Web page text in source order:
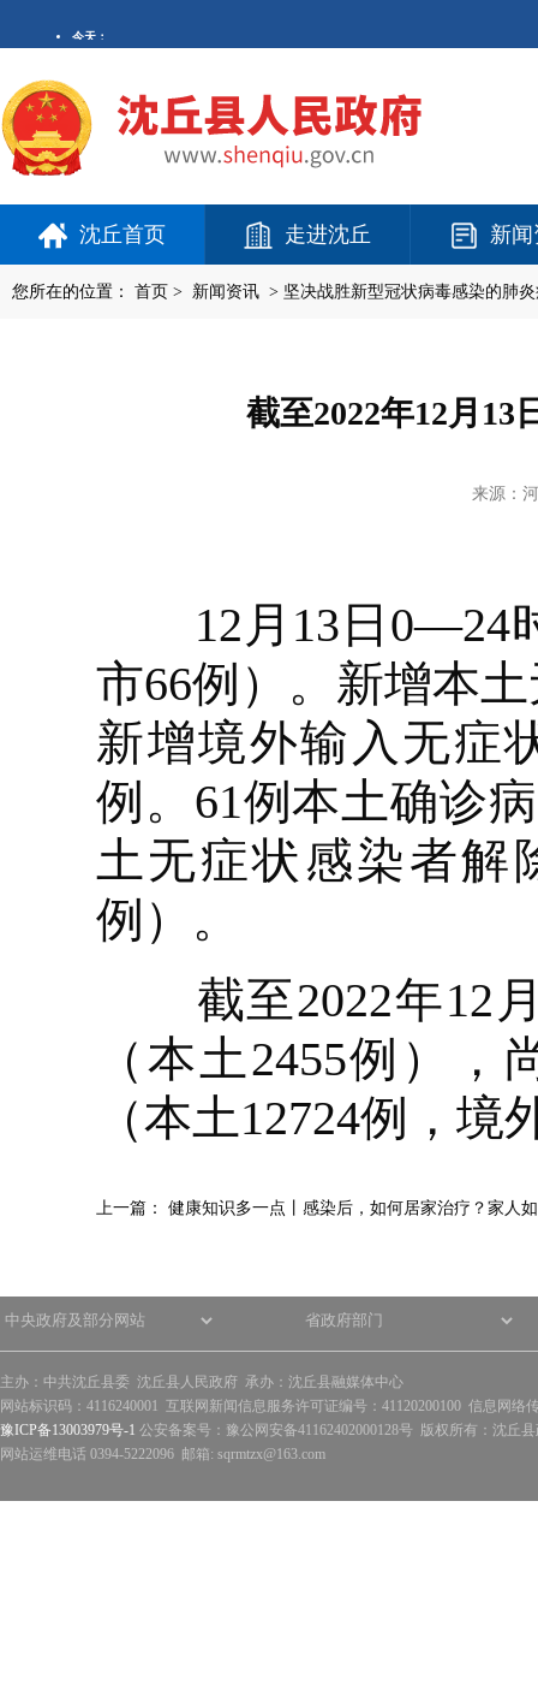
沈丘首页 走进沈丘 新
您所在的位置： 首页 > 新闻资讯 > 坚决战胜新型冠状病毒感染的肺
截至2022年12月13
来源：
12月13日0—24时
市66例）。新增本
新增境外输入无症
例。61例本土确诊
土无症状感染者解
例）。
截至2022年12月
（本土2455例）
（本土12724例，境
上一篇： 健康知识多一点丨感染后，如何居家治疗？家人
主办：中共沈丘县委 沈丘县人民政府 承办：沈丘县融媒体中心
网站标识码：4116240001 互联网新闻信息服务许可证编号：41120200100 信息网络
豫ICP备13003979号-1 公安备案号：豫公网安备41162402000128号 版权所有：沈丘
网站运维电话 0394-5222096 邮箱: sqrmtzx@163.com